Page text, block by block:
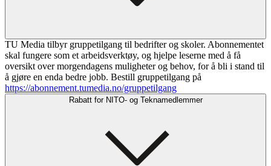
TU Media tilbyr gruppetilgang til bedrifter og skoler. Abonnementet
skal fungere som et arbeidsverktøy, og hjelpe leserne med å få
oversikt over morgendagens muligheter og behov, for å bli i stand til
å gjøre en enda bedre jobb. Bestill gruppetilgang på
https://abonnement.tumedia.no/gruppetilgang
Rabatt for NITO- og Teknamedlemmer